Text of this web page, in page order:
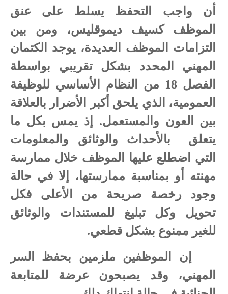
أن واجب التحفظ يسلط على عنق
الموظف كسيف ديموقليس، ومن بين
التزامات الموظف العديدة، يوجد الكتمان
المهني المحدد بشكل تقريبي بواسطة
الفصل 18 من النظام الأساسي للوظيفة
العمومية، الذي يلحق أكبر الأضرار بالعلاقة
بين العون والمستعمل. إذ يمس بكل ما
يتعلق
بالأحداث والوثائق والمعلومات
التي اضطلع عليها الموظف خلال ممارسة
مهنته أو بمناسبة ممارستها، إلا في حالة
وجود رخصة صريحة من الأعلى فكل
تحويل وكل تبليغ للمستندات والوثائق
للغير ممنوع بشكل قطعي.
إن الموظفين ملزمين بحفظ السر
المهني، وقد يصبحون عرضة للمتابعة